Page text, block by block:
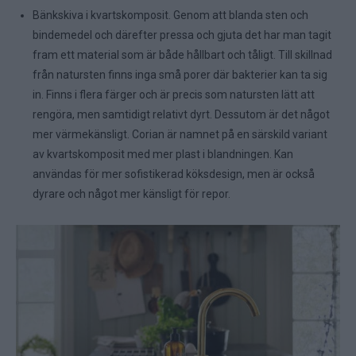
Bänkskiva i kvartskomposit. Genom att blanda sten och
bindemedel och därefter pressa och gjuta det har man tagit
fram ett material som är både hållbart och tåligt. Till skillnad
från natursten finns inga små porer där bakterier kan ta sig
in. Finns i flera färger och är precis som natursten lätt att
rengöra, men samtidigt relativt dyrt. Dessutom är det något
mer värmekänsligt. Corian är namnet på en särskild variant
av kvartskomposit med mer plast i blandningen. Kan
användas för mer sofistikerad köksdesign, men är också
dyrare och något mer känsligt för repor.